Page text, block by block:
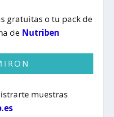
gratuitas o tu pack de
de Nutriben
muestras